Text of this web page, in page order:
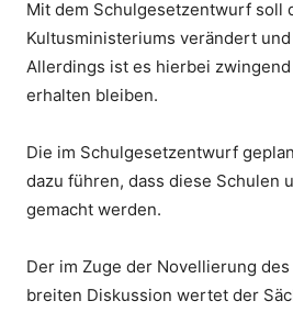
Mit dem Schulgesetzentwurf soll
Kultusministeriums verändert
Allerdings ist es hierbei
erhalten bleiben.
Die im Schulgesetzentwurf
dazu führen, dass diese Schulen
gemacht werden.
Der im Zuge der Novellierung
breiten Diskussion wertet der